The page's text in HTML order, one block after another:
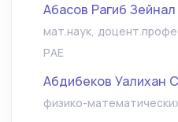
Абасов Рагиб
мат.наук,
РАЕ
Абдибеков Уалихан
физико-